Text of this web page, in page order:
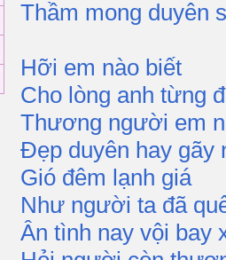
Thầm mong duyên
Hỡi em nào biết
Cho lòng anh từng
Thương người em
Đẹp duyên hay gãy
Gió đêm lạnh giá
Như người ta đã
Ân tình nay vội bay